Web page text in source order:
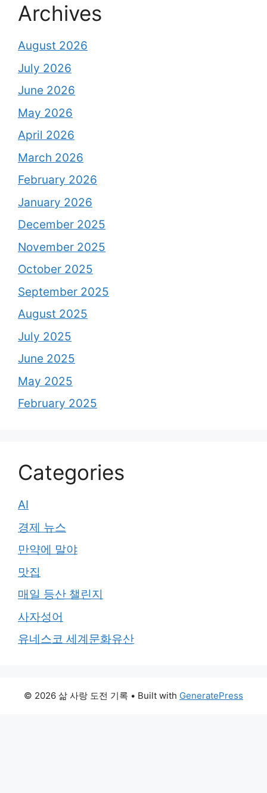
Archives
August 2026
July 2026
June 2026
May 2026
April 2026
March 2026
February 2026
January 2026
December 2025
November 2025
October 2025
September 2025
August 2025
July 2025
June 2025
May 2025
February 2025
Categories
AI
경제 뉴스
만약에 말야
맛집
매일 등산 챌린지
사자성어
유네스코 세계문화유산
© 2026 삶 사랑 도전 기록 • Built with GeneratePress